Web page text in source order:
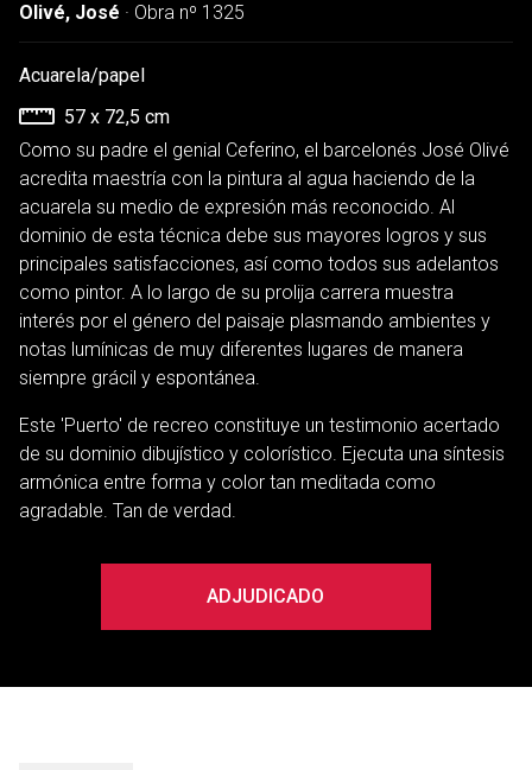
Olivé, José · Obra nº 1325
Acuarela/papel
57 x 72,5 cm
Como su padre el genial Ceferino, el barcelonés José Olivé
acredita maestría con la pintura al agua haciendo de la
acuarela su medio de expresión más reconocido. Al
dominio de esta técnica debe sus mayores logros y sus
principales satisfacciones, así como todos sus adelantos
como pintor. A lo largo de su prolija carrera muestra
interés por el género del paisaje plasmando ambientes y
notas lumínicas de muy diferentes lugares de manera
siempre grácil y espontánea.
Este 'Puerto' de recreo constituye un testimonio acertado
de su dominio dibujístico y colorístico. Ejecuta una síntesis
armónica entre forma y color tan meditada como
agradable. Tan de verdad.
ADJUDICADO